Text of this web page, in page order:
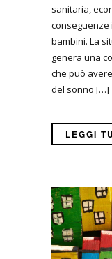
sanitaria,
conseguenze
bambini. La
genera una
che può
del sonno […]
LEGGI